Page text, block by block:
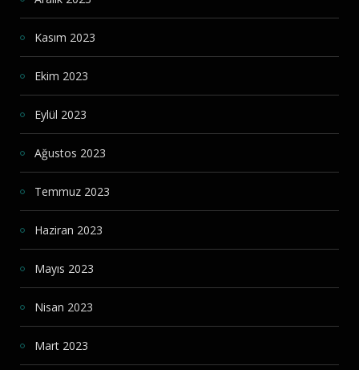
Kasım 2023
Ekim 2023
Eylül 2023
Ağustos 2023
Temmuz 2023
Haziran 2023
Mayıs 2023
Nisan 2023
Mart 2023